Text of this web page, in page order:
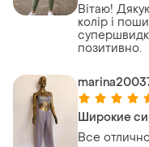
Вітаю!
колір і
позитивно.
Широкие
Все